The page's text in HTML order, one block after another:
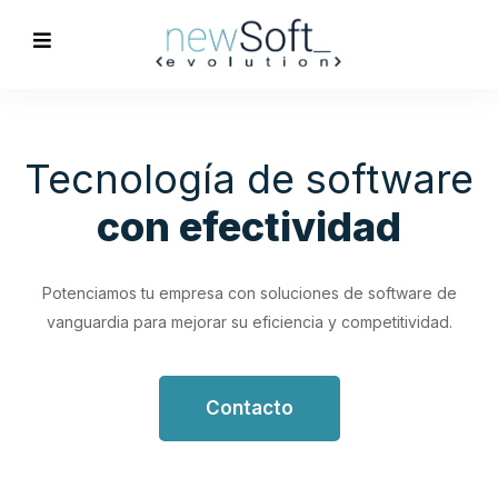
Optimización de
Procesos
trabajo.